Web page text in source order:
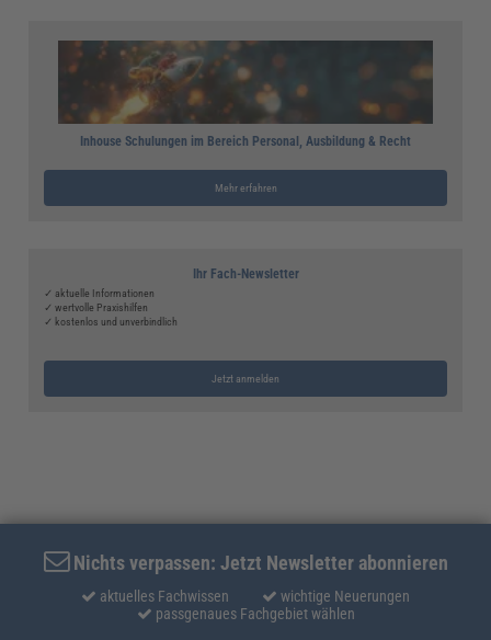
Inhouse Schulungen im Bereich Personal, Ausbildung & Recht
Mehr erfahren
Ihr Fach-Newsletter
✓ aktuelle Informationen
✓ wertvolle Praxishilfen
✓ kostenlos und unverbindlich
Jetzt anmelden
Nichts verpassen: Jetzt Newsletter abonnieren
aktuelles Fachwissen
wichtige Neuerungen
passgenaues Fachgebiet wählen